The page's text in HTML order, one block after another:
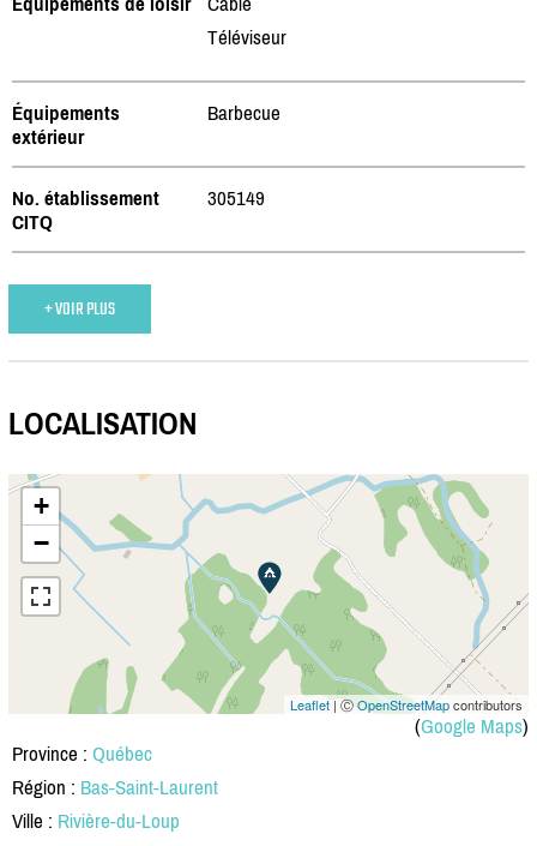
Téléviseur
Équipements
extérieur
Barbecue
No. établissement
CITQ
305149
+ VOIR PLUS
LOCALISATION
+
−
Leaflet | ⒸOpenStreetMapcontributors
(Google Maps)
Province : Québec
Région : Bas-Saint-Laurent
Ville : Rivière-du-Loup